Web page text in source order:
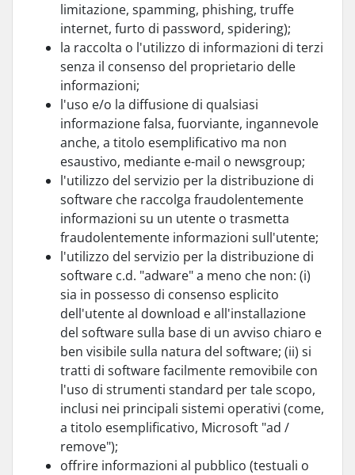
limitazione, spamming, phishing, truffe
internet, furto di password, spidering);
la raccolta o l'utilizzo di informazioni di terzi
senza il consenso del proprietario delle
informazioni;
l'uso e/o la diffusione di qualsiasi
informazione falsa, fuorviante, ingannevole
anche, a titolo esemplificativo ma non
esaustivo, mediante e-mail o newsgroup;
l'utilizzo del servizio per la distribuzione di
software che raccolga fraudolentemente
informazioni su un utente o trasmetta
fraudolentemente informazioni sull'utente;
l'utilizzo del servizio per la distribuzione di
software c.d. "adware" a meno che non: (i)
sia in possesso di consenso esplicito
dell'utente al download e all'installazione
del software sulla base di un avviso chiaro e
ben visibile sulla natura del software; (ii) si
tratti di software facilmente removibile con
l'uso di strumenti standard per tale scopo,
inclusi nei principali sistemi operativi (come,
a titolo esemplificativo, Microsoft "ad /
remove");
offrire informazioni al pubblico (testuali o